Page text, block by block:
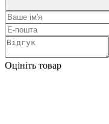
Оцініть товар